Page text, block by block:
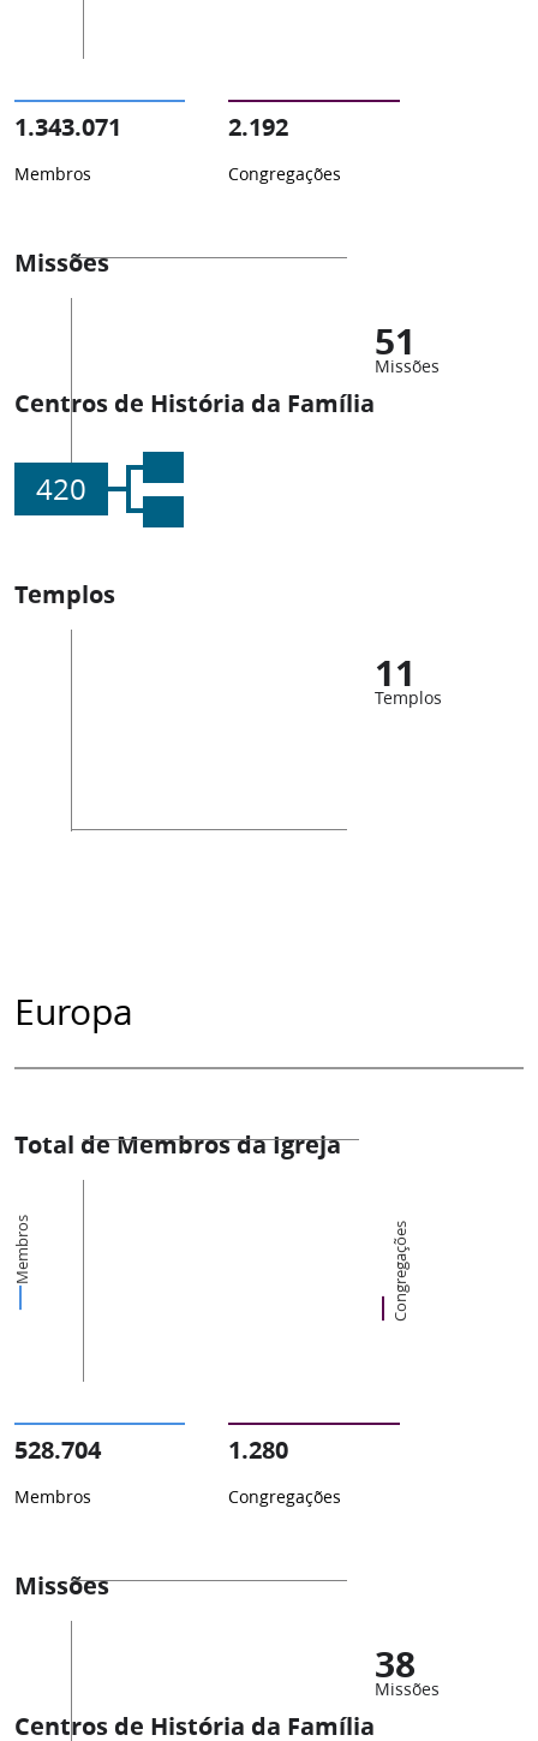
1.343.071
Membros
2.192
Congregações
Missões
51
Missões
Centros de História da Família
420
Templos
11
Templos
Europa
Total de Membros da Igreja
Membros Congregações
528.704
Membros
1.280
Congregações
Missões
38
Missões
Centros de História da Família